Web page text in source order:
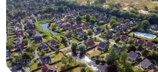
Haamstede
Résidence
't
Hof
-
Schouwen
-
Schouwse
-